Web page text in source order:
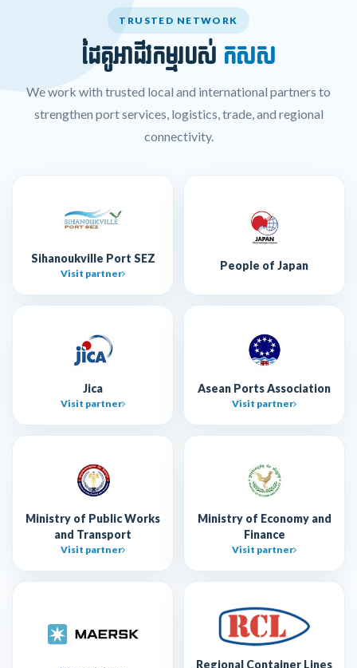
TRUSTED NETWORK
ដៃគូអាជីវកម្មរបស់ កសស
We work with trusted local and international partners to
strengthen port services, logistics, trade, and regional
connectivity.
Sihanoukville Port SEZ
Visit partner
People of Japan
Jica
Visit partner
Asean Ports Association
Visit partner
Ministry of Public Works
and Transport
Visit partner
Ministry of Economy and
Finance
Visit partner
Regional Container Lines